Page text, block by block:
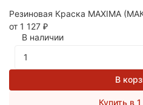
Резиновая Краска MAXIMA
от 1 127 ₽
В наличии
В
Купить в